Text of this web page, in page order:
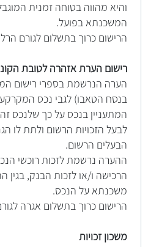
והיא מהווה בטוחה זמנית
המשכנתא בפועל.
הרישום כרוך בתשלום לגורם
רישום הערת אזהרה לטובת
הערה הנרשמת בספרי רישום
בנסח הטאבו) לגבי נכס
המתעניין בנכס על כך שלנכס זה
לבעל הזכויות הרשום ולתת לו
הבעלים הרשום.
ההערה נרשמת לזכות רוכשי
הרכישה ו/או לזכות הבנק, בגין
משכנתא על הנכס.
הרישום כרוך בתשלום אגרה
משכון זכויות